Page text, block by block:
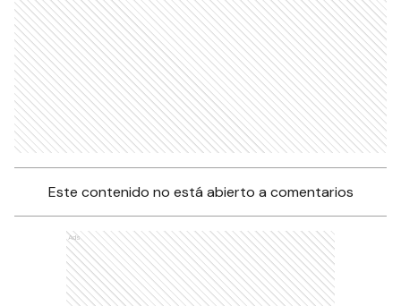
Este contenido no está abierto a comentarios
Ads